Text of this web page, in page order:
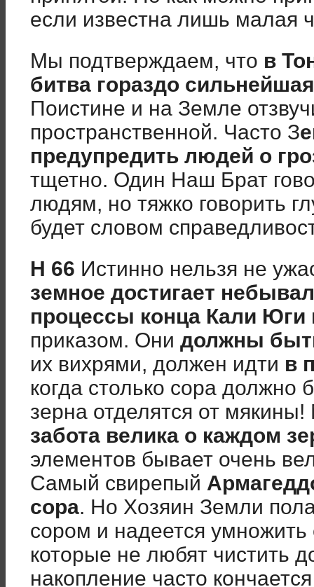
если известна лишь малая
Мы подтверждаем, что в
битва гораздо
Поистине и на Земле
пространственной. Часто З
предупредить людей о
тщетно. Один Наш Брат
людям, но тяжко говорить
будет словом
Н 66 Истинно нельзя не
земное достигает
процессы конца Кали Юги
приказом. Они должны
их вихрями, должен идти в
когда столько сора должно
зерна отделятся от
забота велика о каждом
элементов бывает очень
Самый свирепый
сора. Но Хозяин Земли
сором и надеется
которые не любят чистить
накопление часто